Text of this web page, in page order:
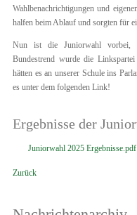
Wahlbenachrichtigungen und
halfen beim Ablauf und sorgten für
Nun ist die Juniorwahl vorbei,
Bundestrend wurde die
hätten es an unserer Schule ins
es unter dem folgenden Link!
Ergebnisse der
Juniorwahl 2025 Ergebnisse.pdf
Zurück